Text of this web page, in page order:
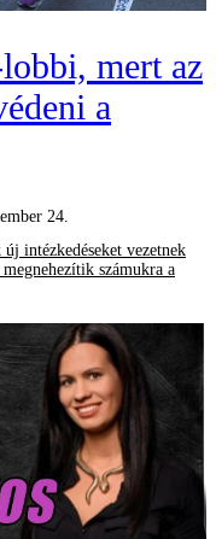
mert az
a
24.
intézkedéseket vezetnek
számukra a